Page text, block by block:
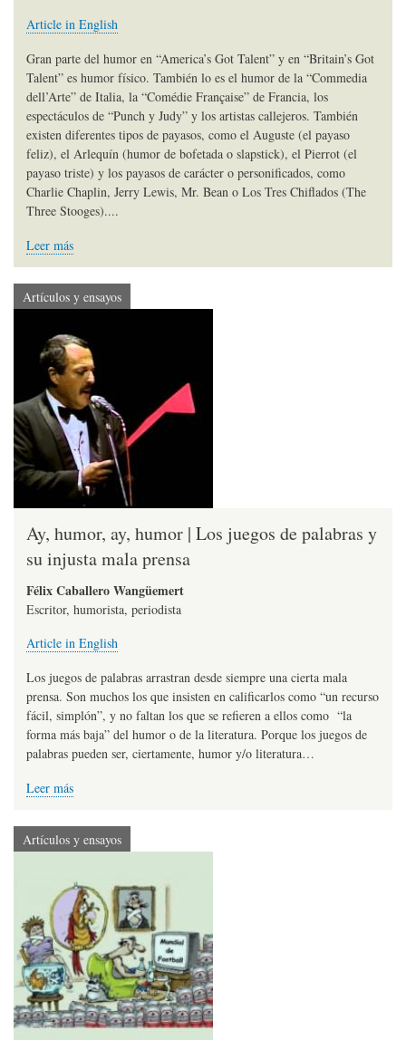
Article in English
Gran parte del humor en “America’s Got Talent” y en “Britain’s Got
Talent” es humor físico. También lo es el humor de la “Commedia
dell’Arte” de Italia, la “Comédie Française” de Francia, los
espectáculos de “Punch y Judy” y los artistas callejeros. También
existen diferentes tipos de payasos, como el Auguste (el payaso
feliz), el Arlequín (humor de bofetada o slapstick), el Pierrot (el
payaso triste) y los payasos de carácter o personificados, como
Charlie Chaplin, Jerry Lewis, Mr. Bean o Los Tres Chiflados (The
Three Stooges)....
Leer más
Artículos y ensayos
Ay, humor, ay, humor | Los juegos de palabras y
su injusta mala prensa
Félix Caballero Wangüemert
Escritor, humorista, periodista
Article in English
Los juegos de palabras arrastran desde siempre una cierta mala
prensa. Son muchos los que insisten en calificarlos como “un recurso
fácil, simplón”, y no faltan los que se refieren a ellos como “la
forma más baja” del humor o de la literatura. Porque los juegos de
palabras pueden ser, ciertamente, humor y/o literatura…
Leer más
Artículos y ensayos